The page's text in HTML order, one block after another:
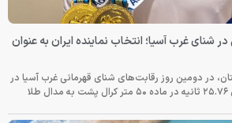
غرب آسیا؛ انتخاب نماینده ایران به عنوان
در دومین روز رقابت‌های شنای قهرمانی غرب آسیا در